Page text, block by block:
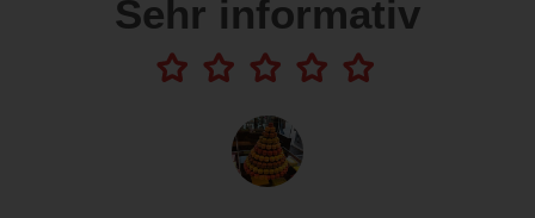
Sehr informativ